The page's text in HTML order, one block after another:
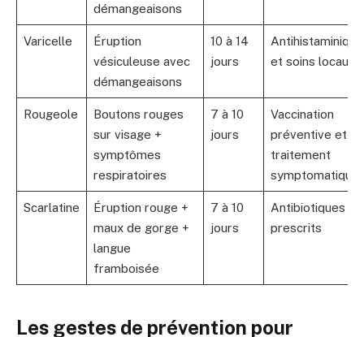
démangeaisons
Varicelle
Éruption
vésiculeuse avec
démangeaisons
10 à 14
jours
et soins locaux
Rougeole
Boutons rouges
sur visage +
symptômes
respiratoires
7 à 10
jours
Vaccination
préventive et
traitement
symptomatique
Scarlatine
Éruption rouge +
maux de gorge +
langue
framboisée
7 à 10
jours
Antibiotiques
prescrits
Les gestes de prévention pour